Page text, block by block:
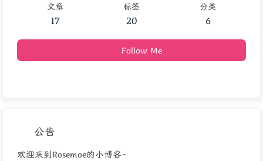
文章
17
标签
20
分类
6
Follow Me
公告
欢迎来到Rosemoe的小博客~